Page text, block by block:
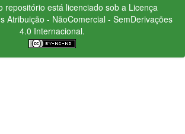
repositório está licenciado sob a Licença
Atribuição - NãoComercial - SemDerivações
4.0 Internacional.